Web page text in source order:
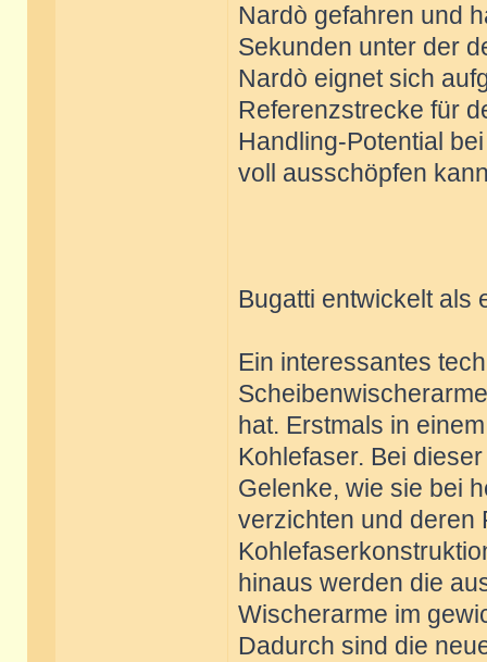
Nardò gefahren und
Sekunden unter der
Nardò eignet sich
Referenzstrecke für
Handling-Potential
voll ausschöpfen
Bugatti entwickelt als
Ein interessantes
hat. Erstmals in
Kohlefaser. Bei
Gelenke, wie sie bei
verzichten und deren
hinaus werden die
Wischerarme im
Dadurch sind die